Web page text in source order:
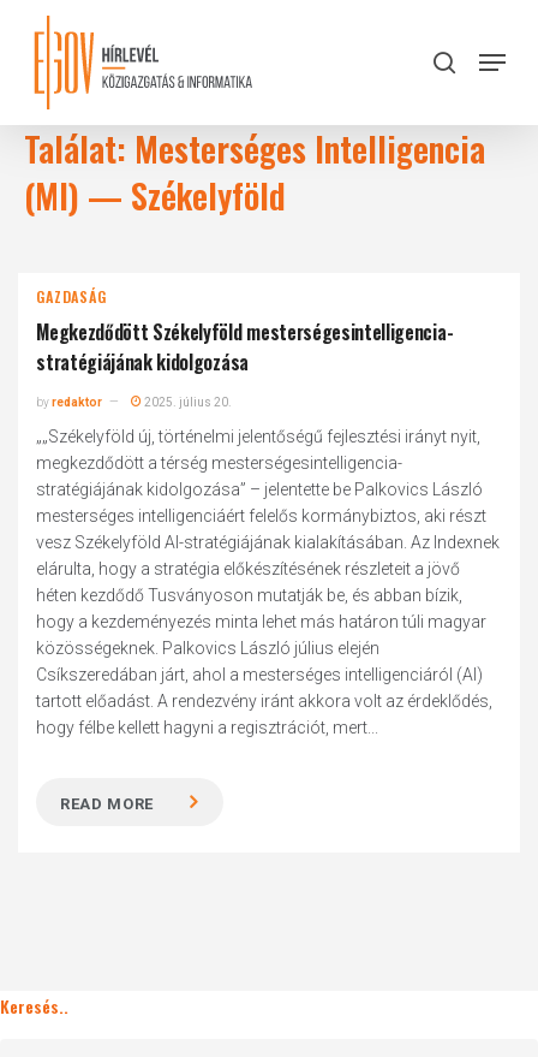
content
search
Menu
Találat: Mesterséges Intelligencia
(MI) — Székelyföld
GAZDASÁG
Megkezdődött Székelyföld mesterségesintelligencia-
stratégiájának kidolgozása
byredaktor 2025. július 20.
„„Székelyföld új, történelmi jelentőségű fejlesztési irányt nyit,
megkezdődött a térség mesterségesintelligencia-
stratégiájának kidolgozása” – jelentette be Palkovics László
mesterséges intelligenciáért felelős kormánybiztos, aki részt
vesz Székelyföld AI-stratégiájának kialakításában. Az Indexnek
elárulta, hogy a stratégia előkészítésének részleteit a jövő
héten kezdődő Tusványoson mutatják be, és abban bízik,
hogy a kezdeményezés minta lehet más határon túli magyar
közösségeknek. Palkovics László július elején
Csíkszeredában járt, ahol a mesterséges intelligenciáról (AI)
tartott előadást. A rendezvény iránt akkora volt az érdeklődés,
hogy félbe kellett hagyni a regisztrációt, mert...
READ MORE
Keresés..
Close